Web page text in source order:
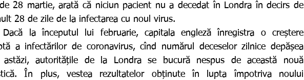
28 martie, arată că niciun pacient nu a decedat în Londra în decirs de
28 de zile de la infectarea cu noul virus.
a infectărilor de coronavirus, cînd numărul deceselor zilnice depășea
astăzi, autoritățile de la Londra se bucură nespus de această nouă
În plus, vestea rezultatelor obținute în lupta împotriva noului